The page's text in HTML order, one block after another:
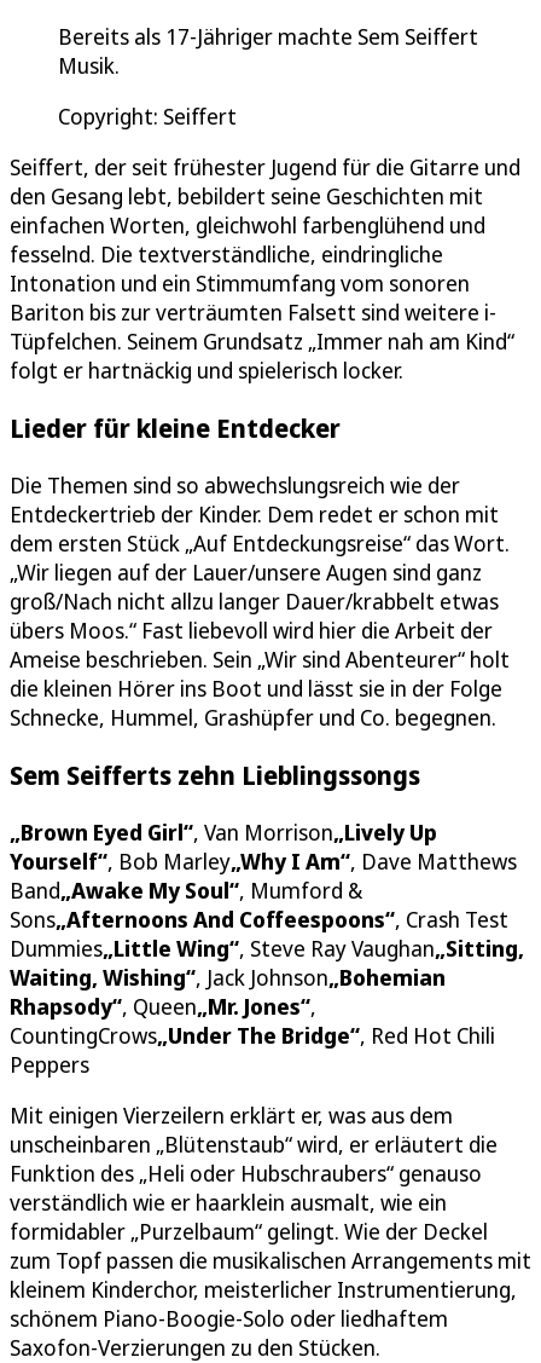
Bereits als 17-Jähriger machte Sem Seiffert
Musik.
Copyright: Seiffert
Seiffert, der seit frühester Jugend für die Gitarre und
den Gesang lebt, bebildert seine Geschichten mit
einfachen Worten, gleichwohl farbenglühend und
fesselnd. Die textverständliche, eindringliche
Intonation und ein Stimmumfang vom sonoren
Bariton bis zur verträumten Falsett sind weitere i-
Tüpfelchen. Seinem Grundsatz „Immer nah am Kind“
folgt er hartnäckig und spielerisch locker.
Lieder für kleine Entdecker
Die Themen sind so abwechslungsreich wie der
Entdeckertrieb der Kinder. Dem redet er schon mit
dem ersten Stück „Auf Entdeckungsreise“ das Wort.
„Wir liegen auf der Lauer/unsere Augen sind ganz
groß/Nach nicht allzu langer Dauer/krabbelt etwas
übers Moos.“ Fast liebevoll wird hier die Arbeit der
Ameise beschrieben. Sein „Wir sind Abenteurer“ holt
die kleinen Hörer ins Boot und lässt sie in der Folge
Schnecke, Hummel, Grashüpfer und Co. begegnen.
Sem Seifferts zehn Lieblingssongs
„Brown Eyed Girl“, Van Morrison„Lively Up
Yourself“, Bob Marley„Why I Am“, Dave Matthews
Band„Awake My Soul“, Mumford &
Sons„Afternoons And Coffeespoons“, Crash Test
Dummies„Little Wing“, Steve Ray Vaughan„Sitting,
Waiting, Wishing“, Jack Johnson„Bohemian
Rhapsody“, Queen„Mr. Jones“,
CountingCrows„Under The Bridge“, Red Hot Chili
Peppers
Mit einigen Vierzeilern erklärt er, was aus dem
unscheinbaren „Blütenstaub“ wird, er erläutert die
Funktion des „Heli oder Hubschraubers“ genauso
verständlich wie er haarklein ausmalt, wie ein
formidabler „Purzelbaum“ gelingt. Wie der Deckel
zum Topf passen die musikalischen Arrangements mit
kleinem Kinderchor, meisterlicher Instrumentierung,
schönem Piano-Boogie-Solo oder liedhaftem
Saxofon-Verzierungen zu den Stücken.